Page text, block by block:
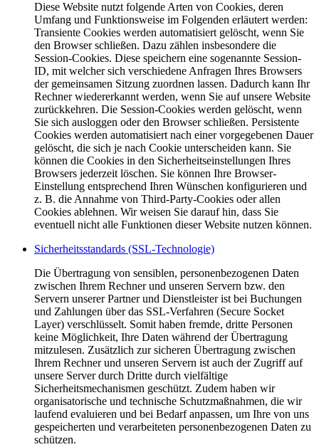
Diese Website nutzt folgende Arten von Cookies, deren
Umfang und Funktionsweise im Folgenden erläutert werden:
Transiente Cookies werden automatisiert gelöscht, wenn Sie
den Browser schließen. Dazu zählen insbesondere die
Session-Cookies. Diese speichern eine sogenannte Session-
ID, mit welcher sich verschiedene Anfragen Ihres Browsers
der gemeinsamen Sitzung zuordnen lassen. Dadurch kann Ihr
Rechner wiedererkannt werden, wenn Sie auf unsere Website
zurückkehren. Die Session-Cookies werden gelöscht, wenn
Sie sich ausloggen oder den Browser schließen. Persistente
Cookies werden automatisiert nach einer vorgegebenen Dauer
gelöscht, die sich je nach Cookie unterscheiden kann. Sie
können die Cookies in den Sicherheitseinstellungen Ihres
Browsers jederzeit löschen. Sie können Ihre Browser-
Einstellung entsprechend Ihren Wünschen konfigurieren und
z. B. die Annahme von Third-Party-Cookies oder allen
Cookies ablehnen. Wir weisen Sie darauf hin, dass Sie
eventuell nicht alle Funktionen dieser Website nutzen können.
Sicherheitsstandards (SSL-Technologie)
Die Übertragung von sensiblen, personenbezogenen Daten
zwischen Ihrem Rechner und unseren Servern bzw. den
Servern unserer Partner und Dienstleister ist bei Buchungen
und Zahlungen über das SSL-Verfahren (Secure Socket
Layer) verschlüsselt. Somit haben fremde, dritte Personen
keine Möglichkeit, Ihre Daten während der Übertragung
mitzulesen. Zusätzlich zur sicheren Übertragung zwischen
Ihrem Rechner und unseren Servern ist auch der Zugriff auf
unsere Server durch Dritte durch vielfältige
Sicherheitsmechanismen geschützt. Zudem haben wir
organisatorische und technische Schutzmaßnahmen, die wir
laufend evaluieren und bei Bedarf anpassen, um Ihre von uns
gespeicherten und verarbeiteten personenbezogenen Daten zu
schützen.